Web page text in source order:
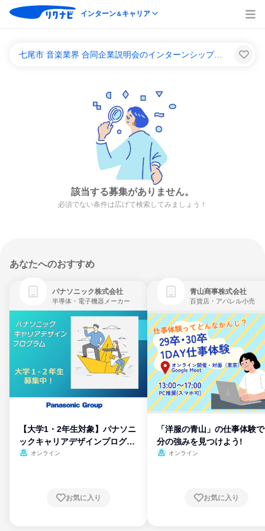
インターン＆キャリア
七尾市 音楽業界 合同企業説明会のインターンシップ＆キャリア一覧
該当する募集がありません。
必須でない条件は広げて検索してみましょう！
あなたへのおすすめ
パナソニック株式会社
半導体・電子機器メーカー
【大学1・2年生対象】パナソニ
ックキャリアデザインプログラ
ム
オンライン
お気に入り
青山商事株式会社
百貨店・アパレル小売
「洋服の青山」の仕事体験
分の強みを見つけよう!
オンライン
お気に入り